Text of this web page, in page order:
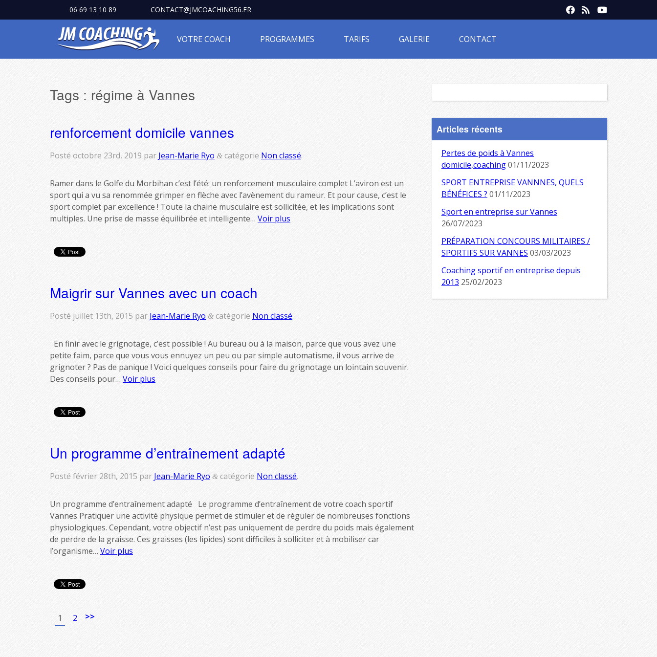
06 69 13 10 89 CONTACT@JMCOACHING56.FR
VOTRE COACH PROGRAMMES TARIFS GALERIE CONTACT
Tags : régime à Vannes
renforcement domicile vannes
Posté octobre 23rd, 2019 par Jean-Marie Ryo & catégorie Non classé.
Ramer dans le Golfe du Morbihan c’est l’été: un renforcement musculaire complet L’aviron est un
sport qui a vu sa renommée grimper en flèche avec l’avènement du rameur. Et pour cause, c’est le
sport complet par excellence ! Toute la chaine musculaire est sollicitée, et les implications sont
multiples. Une prise de masse équilibrée et intelligente… Voir plus
Maigrir sur Vannes avec un coach
Posté juillet 13th, 2015 par Jean-Marie Ryo & catégorie Non classé.
En finir avec le grignotage, c’est possible ! Au bureau ou à la maison, parce que vous avez une
petite faim, parce que vous vous ennuyez un peu ou par simple automatisme, il vous arrive de
grignoter ? Pas de panique ! Voici quelques conseils pour faire du grignotage un lointain souvenir.
Des conseils pour… Voir plus
Un programme d’entraînement adapté
Posté février 28th, 2015 par Jean-Marie Ryo &catégorie Non classé.
Un programme d’entraînement adapté Le programme d’entraînement de votre coach sportif
Vannes Pratiquer une activité physique permet de stimuler et de réguler de nombreuses fonctions
physiologiques. Cependant, votre objectif n’est pas uniquement de perdre du poids mais également
de perdre de la graisse. Ces graisses (les lipides) sont difficiles à solliciter et à mobiliser car
l’organisme… Voir plus
1 2 >>
Articles récents
Pertes de poids à Vannes
domicile,coaching01/11/2023
SPORT ENTREPRISE VANNNES, QUELS
BÉNÉFICES ? 01/11/2023
Sport en entreprise sur Vannes
26/07/2023
PRÉPARATION CONCOURS MILITAIRES /
SPORTIFS SUR VANNES 03/03/2023
Coaching sportif en entreprise depuis
2013 25/02/2023